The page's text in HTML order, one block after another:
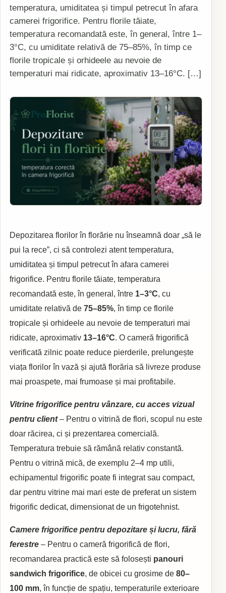
temperatura, umiditatea și timpul petrecut în afara
camerei frigorifice. Pentru florile tăiate,
temperatura recomandată este, în general, între 1–
3°C, cu umiditate relativă de 75–85%, în timp ce
florile tropicale și orhideele au nevoie de
temperaturi mai ridicate, aproximativ 13–16°C. […]
Depozitarea florilor în florărie nu înseamnă doar „să le
pui la rece”, ci să controlezi atent temperatura,
umiditatea și timpul petrecut în afara camerei
frigorifice. Pentru florile tăiate, temperatura
recomandată este, în general, între 1–3°C, cu
umiditate relativă de 75–85%, în timp ce florile
tropicale și orhideele au nevoie de temperaturi mai
ridicate, aproximativ 13–16°C. O cameră frigorifică
verificată zilnic poate reduce pierderile, prelungește
viața florilor în vază și ajută florăria să livreze produse
mai proaspete, mai frumoase și mai profitabile.
Vitrine frigorifice pentru vânzare, cu acces vizual
pentru client– Pentru o vitrină de flori, scopul nu este
doar răcirea, ci și prezentarea comercială.
Temperatura trebuie să rămână relativ constantă.
Pentru o vitrină mică, de exemplu 2–4 mp utili,
echipamentul frigorific poate fi integrat sau compact,
dar pentru vitrine mai mari este de preferat un sistem
frigorific dedicat, dimensionat de un frigotehnist.
Camere frigorifice pentru depozitare și lucru, fără
ferestre – Pentru o cameră frigorifică de flori,
recomandarea practică este să folosești panouri
sandwich frigorifice, de obicei cu grosime de 80–
100 mm, în funcție de spațiu, temperaturile exterioare